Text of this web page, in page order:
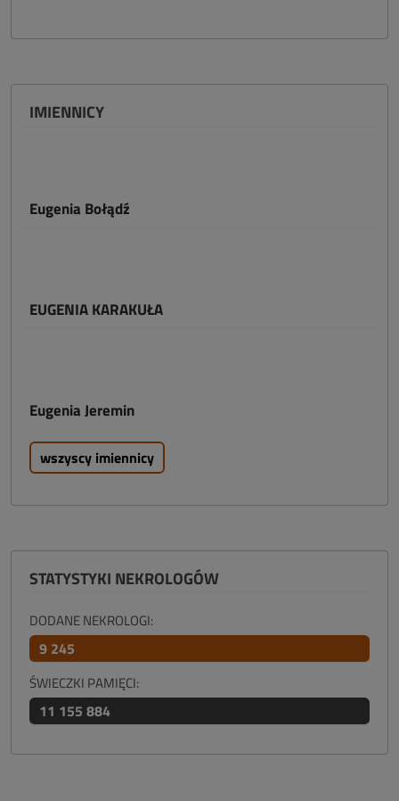
IMIENNICY
Eugenia Bołądź
EUGENIA KARAKUŁA
Eugenia Jeremin
wszyscy imiennicy
STATYSTYKI NEKROLOGÓW
DODANE NEKROLOGI:
9 245
ŚWIECZKI PAMIĘCI:
11 155 884